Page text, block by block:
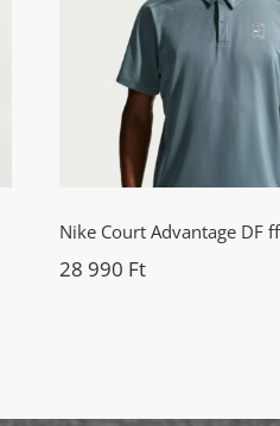
Nike Court
ffi
Nike Court Advantage DF
28 990 Ft